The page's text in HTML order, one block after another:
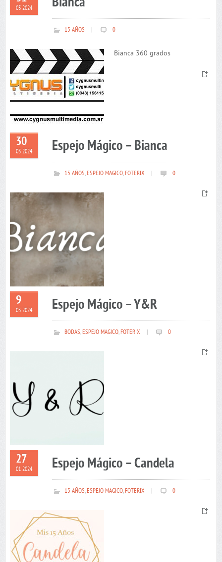
03 2024
15 AÑOS 0
Bianca 360 grados
30
03 2024 Espejo Mágico – Bianca
15 AÑOS,ESPEJO MAGICO,FOTERIX 0
9
03 2024 Espejo Mágico – Y&R
BODAS,ESPEJO MAGICO,FOTERIX 0
27
01 2024 Espejo Mágico – Candela
15 AÑOS,ESPEJO MAGICO,FOTERIX 0